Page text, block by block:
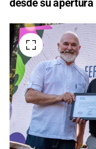
desde su apertura